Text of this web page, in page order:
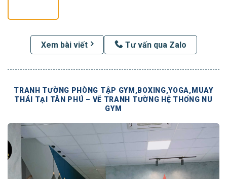
Xem bài viết Tư vấn qua Zalo
TRANH TƯỜNG PHÒNG TẬP GYM,BOXING,YOGA,MUAY
THÁI TẠI TÂN PHÚ – VẼ TRANH TƯỜNG HỆ THỐNG NU
GYM